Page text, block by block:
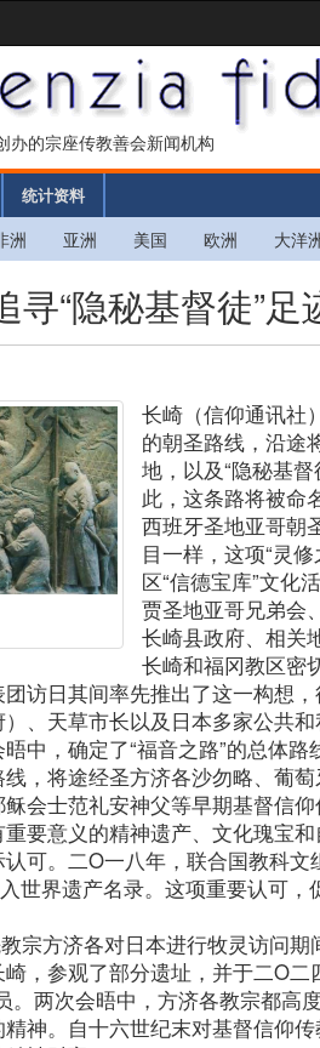
办的宗座传教善会新闻机构
统计资料
洲 亚洲 美国 欧洲 大洋
寻“隐秘基督徒”足
长崎（信仰通讯社
的朝圣路线，沿途
地，以及“隐秘基
此，这条路将被命
西班牙圣地亚哥朝
目一样，这项“灵
区“信德宝库”文化
贾圣地亚哥兄弟会
长崎县政府、相关
长崎和福冈教区密
访日其间率先推出了这一构想
、天草市长以及日本多家公共和
中，确定了“福音之路”的总体
，将途经圣方济各沙勿略、葡
会士范礼安神父等早期基督信
要意义的精神遗产、文化瑰宝和
可。二O一八年，联合国教科
世界遗产名录。这项重要认可
宗方济各对日本进行牧灵访问期
，参观了部分遗址，并于二O二
。两次会晤中，方济各教宗都高
神。自十六世纪末对基督信仰